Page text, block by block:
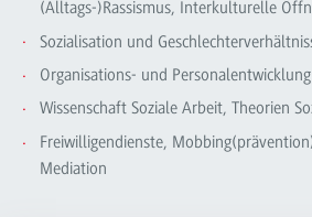
(Alltags-)Rassismus, Interkulturelle
Sozialisation und
Organisations- und
Wissenschaft Soziale Arbeit, Theorien
Freiwilligendienste,
Mediation